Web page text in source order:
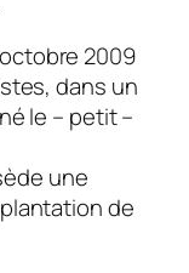
2009
dans un
le – petit –
une
de